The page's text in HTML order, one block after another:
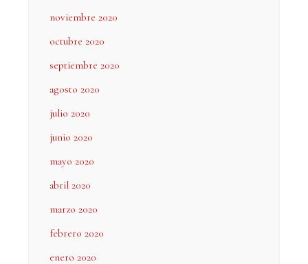
noviembre 2020
octubre 2020
septiembre 2020
agosto 2020
julio 2020
junio 2020
mayo 2020
abril 2020
marzo 2020
febrero 2020
enero 2020